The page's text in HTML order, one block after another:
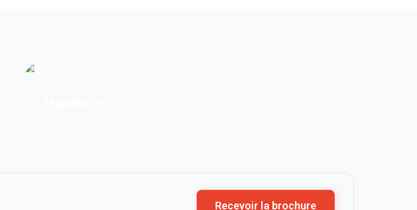
Recevoir la brochure